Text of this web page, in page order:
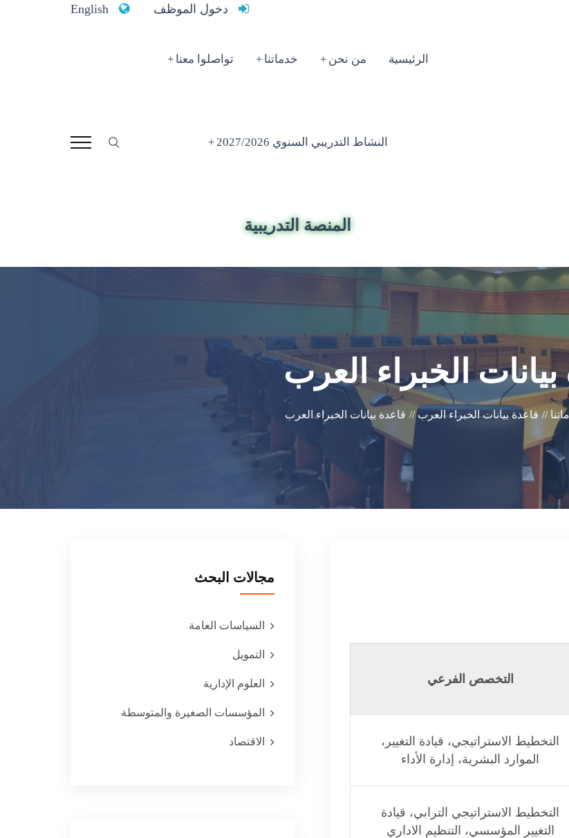
دخول الموظف English
الرئيسية من نحن خدماتنا تواصلوا معنا
النشاط التدريبي السنوي 2027/2026
المنصة التدريبية
الخبراء العرب
// قاعدة بيانات الخبراء العرب // قاعدة بيانات الخبراء العرب
مجالات البحث
السياسات العامة
التمويل
العلوم الإدارية
المؤسسات الصغيرة والمتوسطة
الاقتصاد
التخصص الفرعي
التخطيط الاستراتيجي، قيادة التغيير،
الموارد البشرية، إدارة الأداء
التخطيط الاستراتيجي الترابي، قيادة
التغيير المؤسسي، التنظيم الاداري